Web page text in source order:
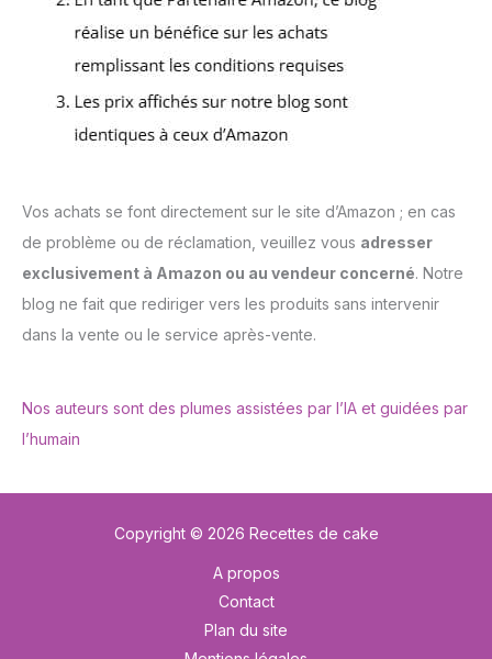
Vos achats se font directement sur le site d’Amazon ; en cas
de problème ou de réclamation, veuillez vous adresser
exclusivement à Amazon ou au vendeur concerné. Notre
blog ne fait que rediriger vers les produits sans intervenir
dans la vente ou le service après-vente.
Nos auteurs sont des plumes assistées par l’IA et guidées par
l’humain
Copyright © 2026 Recettes de cake
A propos
Contact
Plan du site